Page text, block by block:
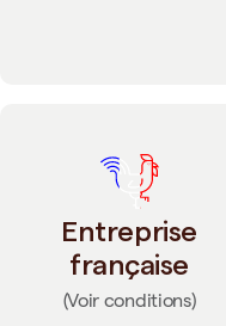
Entreprise
française
(Voir conditions)